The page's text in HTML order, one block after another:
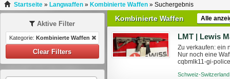
Startseite» Langwaffen» Kombinierte Waffen» Suchergebnis
Kombinierte Waffen Alle
LMT | Lewis
Zu verkaufen: ein
Nur noch eine
cqbmlk11-gi-
Schweiz-
Aktive Filter
Kategorie: Kombinierte Waffen
Clear Filters